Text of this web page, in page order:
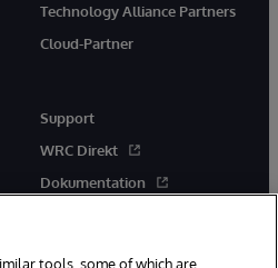
Technology Alliance Partners
Cloud-Partner
Support
WRC Direkt
Dokumentation
tools, some of which are